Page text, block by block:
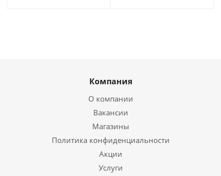
Компания
О компании
Вакансии
Магазины
Политика конфиденциальности
Акции
Услуги